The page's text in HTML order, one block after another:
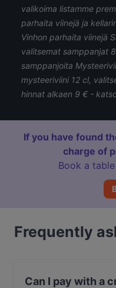
valikoima listamme
parhaita viinejä ja
Vinhon parhaita viinejä
valitsemat samppanjat
samppanjoita
mysteeriviini 12 cl,
hinnat alkaen 9 € -
If you have found
charge of
Book a
Frequently
Can I pay with a